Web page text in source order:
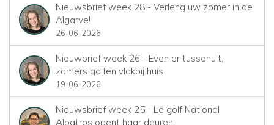
Nieuwsbrief week 28 - Verleng uw zomer in de
Algarve!
26-06-2026
Nieuwbrief week 26 - Even er tussenuit,
zomers golfen vlakbij huis
19-06-2026
Nieuwsbrief week 25 - Le golf National
Albatros opent haar deuren